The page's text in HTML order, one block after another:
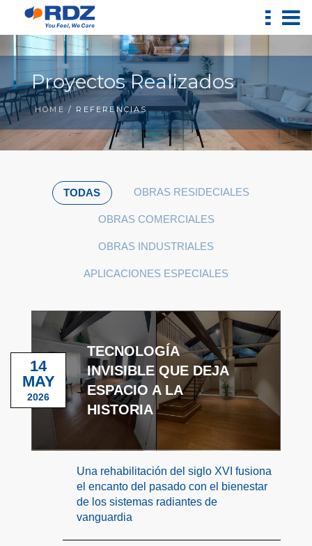
Proyectos Realizados
HOME / REFERENCIAS
TODAS OBRAS RESIDECIALES
OBRAS COMERCIALES
OBRAS INDUSTRIALES
APLICACIONES ESPECIALES
TECNOLOGÍA
INVISIBLE QUE DEJA
ESPACIO A LA
HISTORIA
14
MAY
2026
Una rehabilitación del siglo XVI fusiona
el encanto del pasado con el bienestar
de los sistemas radiantes de
vanguardia